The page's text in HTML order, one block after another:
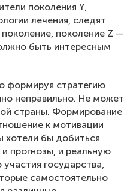
поколения Y,
лечения, следят
поколение Z —
быть интересным
формируя стратегию
неправильно. Не может
страны. Формирование
к мотивации
хотели бы добиться
прогнозы, и реальную
государства,
самостоятельно